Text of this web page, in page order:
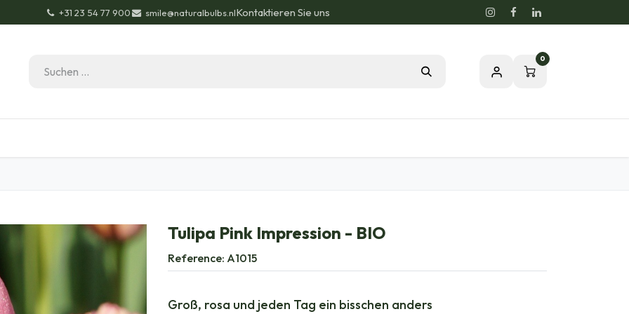
+31 23 54 77 900 smile@naturalbulbs.nlKontaktieren Sie uns
0
Tulipa Pink Impression - BIO
Reference: A1015
Groß, rosa und jeden Tag ein bisschen anders